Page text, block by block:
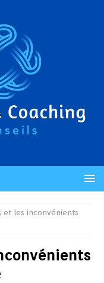
et les inconvénients